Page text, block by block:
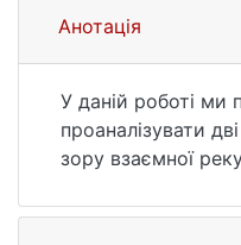
no. 11(188). P.
2667.2016/188-11/
Анотація
У даній роботі ми
проаналізувати
зору взаємної
мета цієї